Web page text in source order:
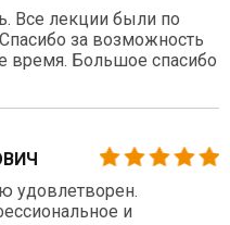
Все лекции были по
за возможность
время. Большое спасибо
удовлетворен.
и